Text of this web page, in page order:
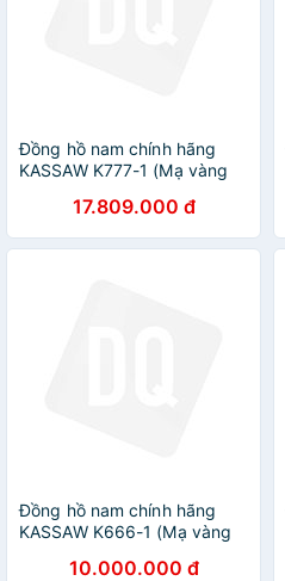
Đồng hồ nam chính hãng
KASSAW K777-1 (Mạ vàng
17.809.000 đ
Đồng hồ nam chính hãng
KASSAW K666-1 (Mạ vàng
10.000.000 đ